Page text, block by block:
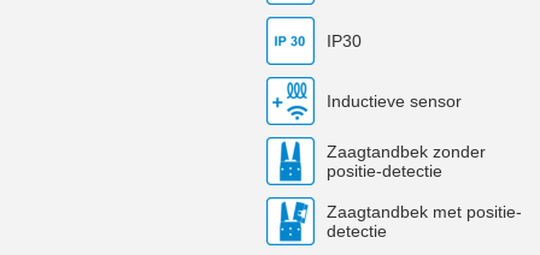
IP30
Inductieve sensor
Zaagtandbek zonder
positie-detectie
Zaagtandbek met positie-
detectie